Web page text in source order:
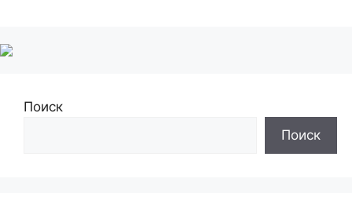
Поиск
Поиск